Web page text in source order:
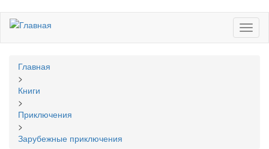
Перейти
основному
Вы
здесь
Главная
>
Книги
>
Приключения
>
Зарубежные приключения